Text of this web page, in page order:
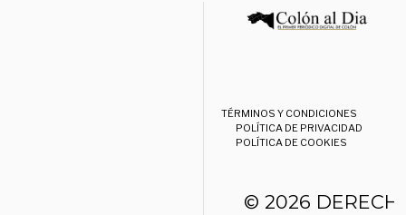
TÉRMINOS Y CONDICIONES
POLÍTICA DE PRIVACIDAD
POLÍTICA DE COOKIES
© 2026